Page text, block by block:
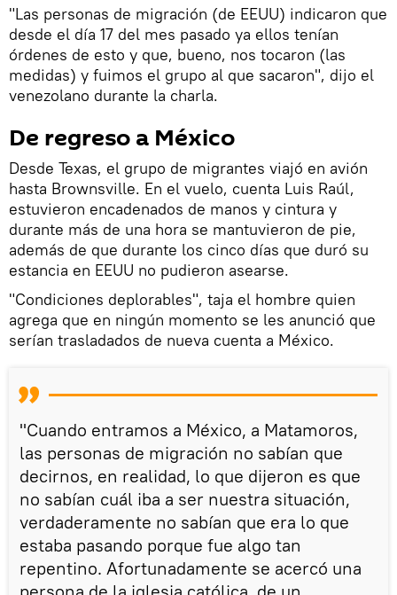
"Las personas de migración (de EEUU) indicaron que
desde el día 17 del mes pasado ya ellos tenían
órdenes de esto y que, bueno, nos tocaron (las
medidas) y fuimos el grupo al que sacaron", dijo el
venezolano durante la charla.
De regreso a México
Desde Texas, el grupo de migrantes viajó en avión
hasta Brownsville. En el vuelo, cuenta Luis Raúl,
estuvieron encadenados de manos y cintura y
durante más de una hora se mantuvieron de pie,
además de que durante los cinco días que duró su
estancia en EEUU no pudieron asearse.
"Condiciones deplorables", taja el hombre quien
agrega que en ningún momento se les anunció que
serían trasladados de nueva cuenta a México.
"Cuando entramos a México, a Matamoros,
las personas de migración no sabían que
decirnos, en realidad, lo que dijeron es que
no sabían cuál iba a ser nuestra situación,
verdaderamente no sabían que era lo que
estaba pasando porque fue algo tan
repentino. Afortunadamente se acercó una